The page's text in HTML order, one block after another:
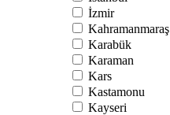
İzmir
Kahramanmaraş
Karabük
Karaman
Kars
Kastamonu
Kayseri